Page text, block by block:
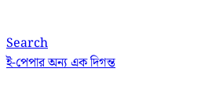
Search
ই-পেপারঅন্য এক দিগন্ত